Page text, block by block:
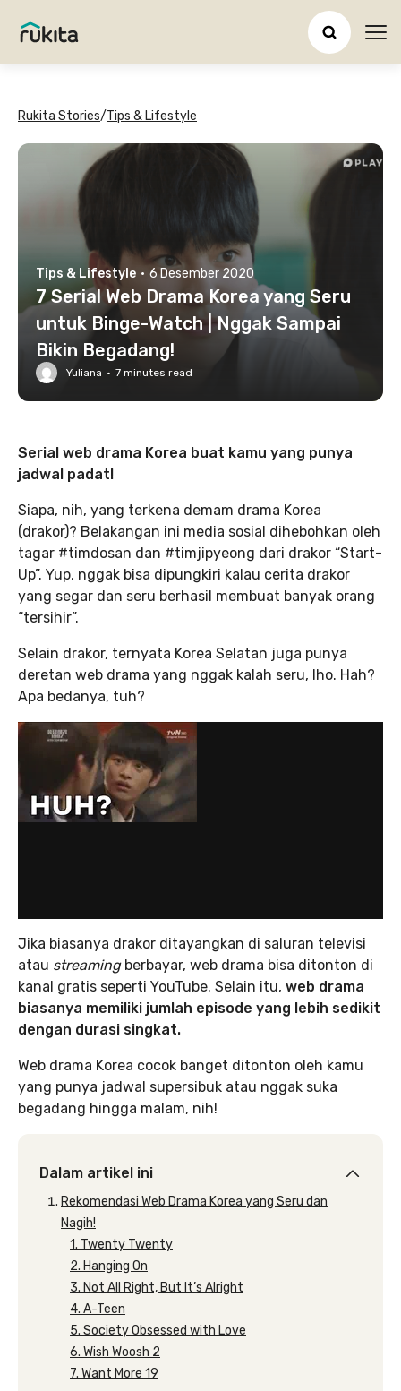
Rukita Stories/Tips & Lifestyle
Tips & Lifestyle · 6 Desember 2020
7 Serial Web Drama Korea yang Seru
untuk Binge-Watch | Nggak Sampai
Bikin Begadang!
Yuliana · 7 minutes read
Serial web drama Korea buat kamu yang punya
jadwal padat!
Siapa, nih, yang terkena demam drama Korea
(drakor)? Belakangan ini media sosial dihebohkan oleh
tagar #timdosan dan #timjipyeong dari drakor “Start-
Up”. Yup, nggak bisa dipungkiri kalau cerita drakor
yang segar dan seru berhasil membuat banyak orang
“tersihir”.
Selain drakor, ternyata Korea Selatan juga punya
deretan web drama yang nggak kalah seru, lho. Hah?
Apa bedanya, tuh?
Jika biasanya drakor ditayangkan di saluran televisi
atau streamingberbayar, web drama bisa ditonton di
kanal gratis seperti YouTube. Selain itu, web drama
biasanya memiliki jumlah episode yang lebih sedikit
dengan durasi singkat.
Web drama Korea cocok banget ditonton oleh kamu
yang punya jadwal supersibuk atau nggak suka
begadang hingga malam, nih!
Dalam artikel ini
Rekomendasi Web Drama Korea yang Seru dan
Nagih!
1. Twenty Twenty
2. Hanging On
3. Not All Right, But It’s Alright
4. A-Teen
5. Society Obsessed with Love
6. Wish Woosh 2
7. Want More 19